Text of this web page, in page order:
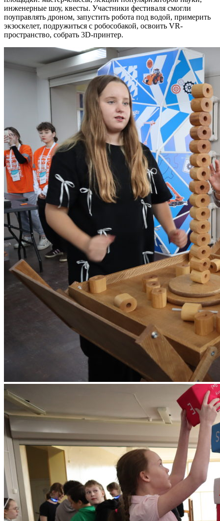
инженерные шоу, квесты. Участники фестиваля смогли
поуправлять дроном, запустить робота под водой, примерить
экзоскелет, подружиться с робособакой, освоить VR-
пространство, собрать 3D-принтер.